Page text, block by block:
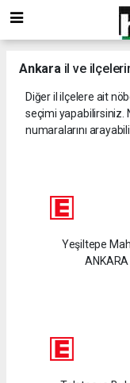
Ankara il ve
Diğer il ilçelere ait
seçimi yapabilirsiniz.
numaralarını
Yeşiltepe
ANKARA